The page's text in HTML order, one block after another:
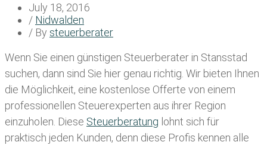
July 18, 2016
/ Nidwalden
/ By steuerberater
Wenn Sie einen günstigen Steuerberater in Stansstad
suchen, dann sind Sie hier genau richtig. Wir bieten Ihnen
die Möglichkeit, eine kostenlose Offerte von einem
professionellen Steuerexperten aus ihrer Region
einzuholen. Diese Steuerberatung lohnt sich für
praktisch jeden Kunden, denn diese Profis kennen alle